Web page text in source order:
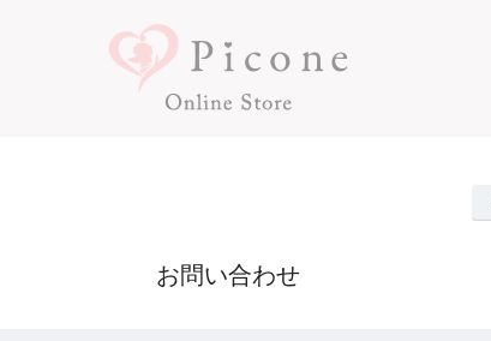
お問い合わせ